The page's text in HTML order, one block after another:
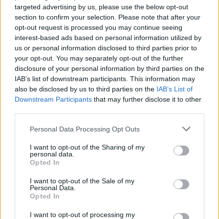
targeted advertising by us, please use the below opt-out
section to confirm your selection. Please note that after your
opt-out request is processed you may continue seeing
interest-based ads based on personal information utilized by
us or personal information disclosed to third parties prior to
your opt-out. You may separately opt-out of the further
disclosure of your personal information by third parties on the
IAB’s list of downstream participants. This information may
also be disclosed by us to third parties on the IAB’s List of
Downstream Participants that may further disclose it to other
Personal Data Processing Opt Outs
I want to opt-out of the Sharing of my
personal data.
Opted In
I want to opt-out of the Sale of my
Personal Data.
Opted In
I want to opt-out of processing my
Χατζηβασιλείου
Εκδήλωση για τον επί 45 χρόνια
αρχισυντάκτη και διευθυντή του
περιοδικού «ΑΓΙΑΣΟΣ», τη
Δευτέρα 10 Αυγούστου στο «Χάνι»
της Παναγίας
Μουσικές πάνω στο κύμα στην
παραλία της Δρώτας
Δύο ημέρες γεμάτες ζωντανή
Σύλλογο «Η Δρώτα»
ΔΥΤΙΚΗ ΛΕΣΒΟΣ
Χωροταξικό Τουρισμού στη
Μήθυμνα
Ο Δήμος Δυτικής Λέσβου ζητά την
περιοχής